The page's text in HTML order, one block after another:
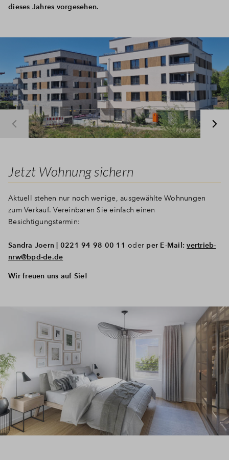
dieses Jahres vorgesehen.
Jetzt Wohnung sichern
Aktuell stehen nur noch wenige, ausgewählte Wohnungen
zum Verkauf. Vereinbaren Sie einfach einen
Besichtigungstermin:
Sandra Joern | 0221 94 98 00 11 oder per E-Mail:vertrieb-
nrw@bpd-de.de
Wir freuen uns auf Sie!